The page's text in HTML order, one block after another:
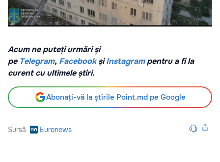
Acum ne puteți urmări și
pe Telegram, Facebook șiInstagrampentru a fi la
curent cu ultimele știri.
Abonați-vă la știrile Point.md pe Google
Sursă Euronews